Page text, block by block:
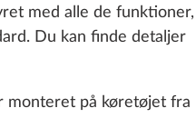
med alle de funktioner,
Du kan finde detaljer
monteret på køretøjet fra